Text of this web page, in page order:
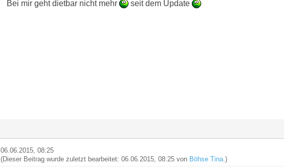
Bei mir geht dietbar nicht mehr seit dem Update
06.06.2015, 08:25
(Dieser Beitrag wurde zuletzt bearbeitet: 06.06.2015, 08:25 von Böhse Tina.)